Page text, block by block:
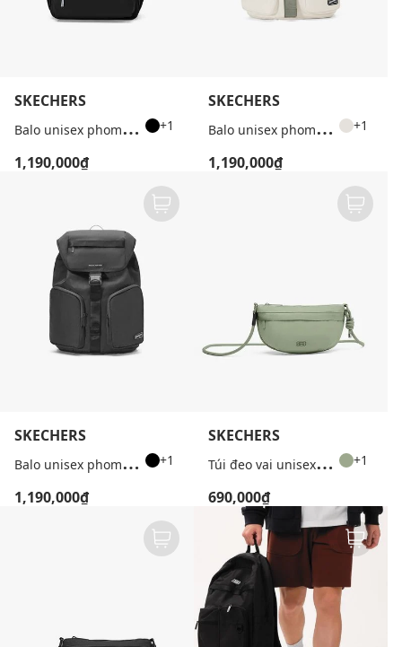
SKECHERS
B
alo unisex phom chữ nhật hiện đại +1
1,190,000₫
SKECHERS
B
alo unisex phom chữ nhật nắp gập +1
1,190,000₫
SKECHERS
B
alo unisex phom chữ nhật nắp gập +1
1,190,000₫
SKECHERS
T
úi đeo vai unisex hình bán nguyệt phối logo +1
690,000₫